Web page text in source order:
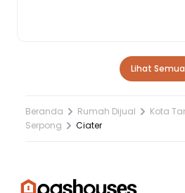
Lihat Semua
Beranda Rumah Dijual
Serpong
Ciater